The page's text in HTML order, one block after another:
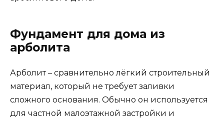
Фундамент для дома из
арболита
Арболит – сравнительно лёгкий строительный
материал, который не требует заливки
сложного основания. Обычно он используется
для частной малоэтажной застройки и